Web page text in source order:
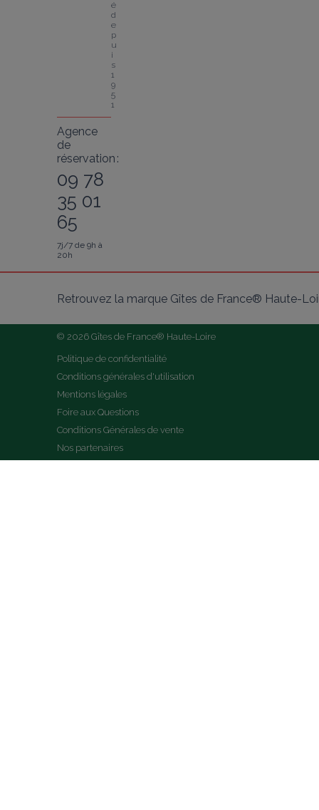
é
d
e
p
u
i
s
1
9
5
1
Agence
de
réservation :
09 78
35 01
65
7j/7 de 9h à
20h
Retrouvez la marque Gîtes de France® Haute-
© 2026 Gîtes de France® Haute-Loire
Politique de confidentialité
Conditions générales d'utilisation
Mentions légales
Foire aux Questions
Conditions Générales de vente
Nos partenaires